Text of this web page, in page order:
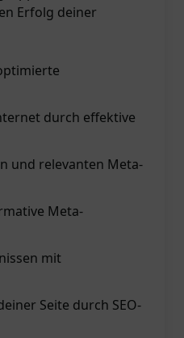
Erfolg deiner
durch effektive
und relevanten Meta-
Meta-
mit
Seite durch SEO-